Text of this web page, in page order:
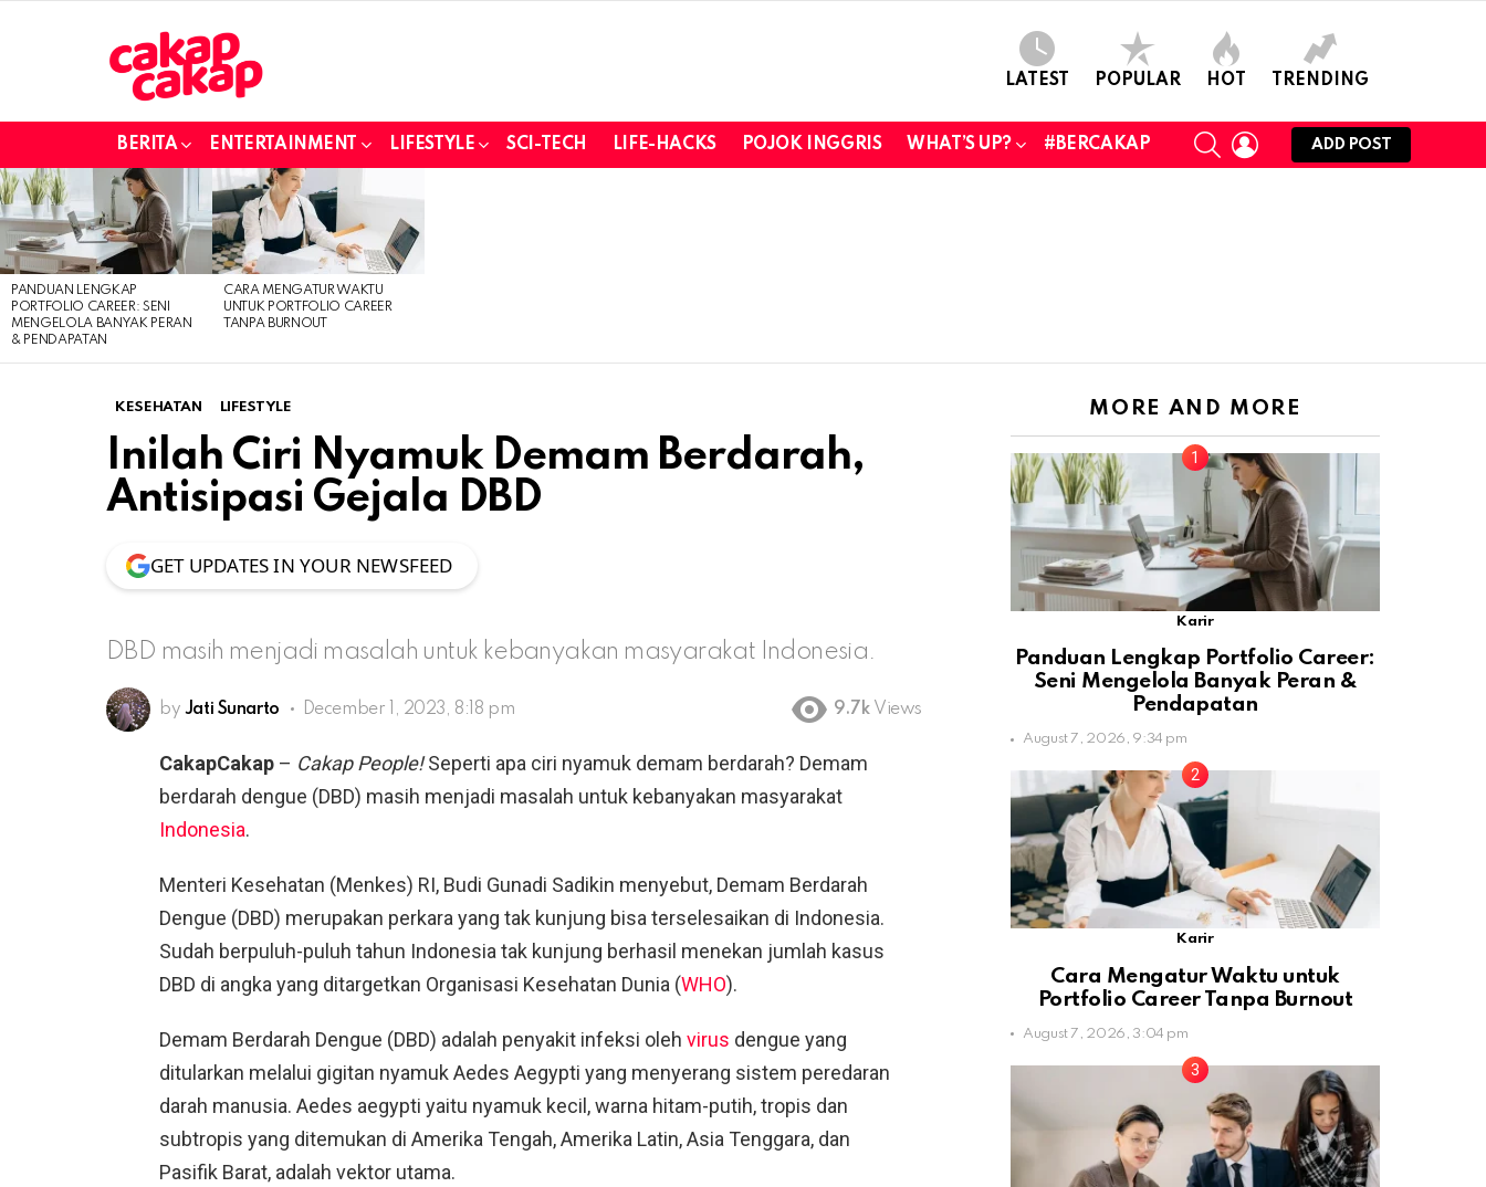
LATEST POPULAR HOT TRENDING
BERITA ENTERTAINMENT LIFESTYLE SCI-TECH LIFE-HACKS POJOK INGGRIS WHAT’S UP? #BERCAKAP
SEARCHLOGIN
ADD POST
LATEST
STORIES
PANDUAN LENGKAP
PORTFOLIO CAREER: SENI
MENGELOLA BANYAK PERAN
& PENDAPATAN
CARA MENGATUR WAKTU
UNTUK PORTFOLIO CAREER
TANPA BURNOUT
KESEHATAN LIFESTYLE
Inilah Ciri Nyamuk Demam Berdarah,
Antisipasi Gejala DBD
GET UPDATES IN YOUR NEWSFEED
DBD masih menjadi masalah untuk kebanyakan masyarakat Indonesia.
by Jati Sunarto December 1, 2023, 8:18 pm 9.7k Views
CakapCakap – Cakap People!Seperti apa ciri nyamuk demam berdarah? Demam
berdarah dengue (DBD) masih menjadi masalah untuk kebanyakan masyarakat
Indonesia.
Menteri Kesehatan (Menkes) RI, Budi Gunadi Sadikin menyebut, Demam Berdarah
Dengue (DBD) merupakan perkara yang tak kunjung bisa terselesaikan di Indonesia.
Sudah berpuluh-puluh tahun Indonesia tak kunjung berhasil menekan jumlah kasus
DBD di angka yang ditargetkan Organisasi Kesehatan Dunia (WHO).
Demam Berdarah Dengue (DBD) adalah penyakit infeksi oleh virus dengue yang
ditularkan melalui gigitan nyamuk Aedes Aegypti yang menyerang sistem peredaran
darah manusia. Aedes aegypti yaitu nyamuk kecil, warna hitam-putih, tropis dan
subtropis yang ditemukan di Amerika Tengah, Amerika Latin, Asia Tenggara, dan
Pasifik Barat, adalah vektor utama.
MORE AND MORE
Karir
Panduan Lengkap Portfolio Career:
Seni Mengelola Banyak Peran &
Pendapatan
August 7, 2026, 9:34 pm
Karir
Cara Mengatur Waktu untuk
Portfolio Career Tanpa Burnout
August 7, 2026, 3:04 pm